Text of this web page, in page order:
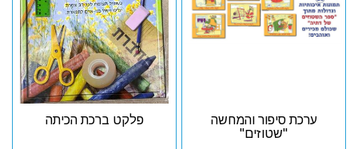
ערכת סיפור והמחשה
"שטוזים"
פלקט ברכת הכיתה